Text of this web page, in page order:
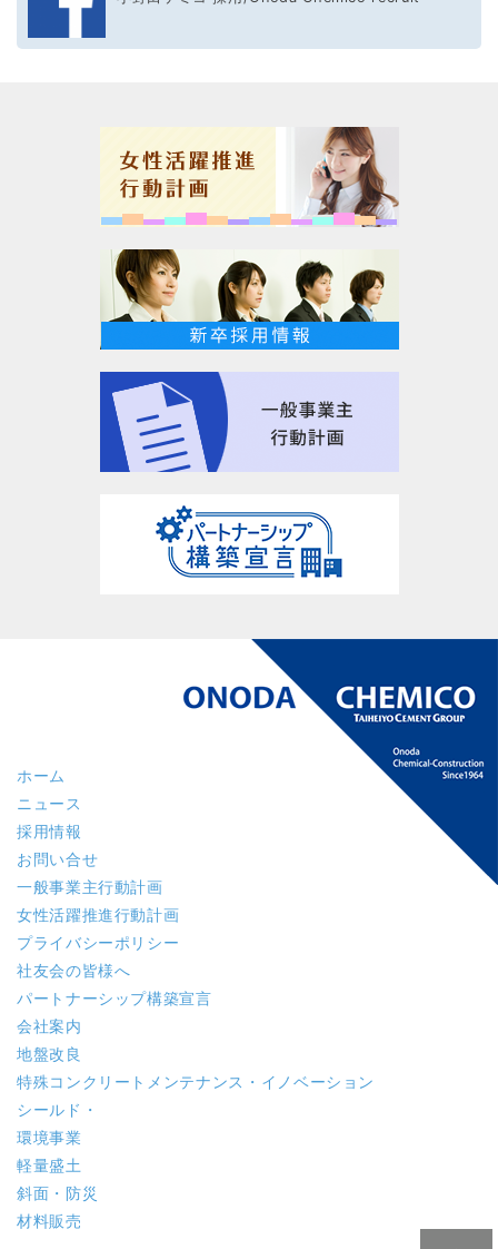
ホーム
ニュース
採用情報
お問い合せ
一般事業主行動計画
女性活躍推進行動計画
プライバシーポリシー
社友会の皆様へ
パートナーシップ構築宣言
会社案内
地盤改良
特殊コンクリート メンテナンス・イノベーション
シールド・
環境事業
軽量盛土
斜面・防災
材料販売